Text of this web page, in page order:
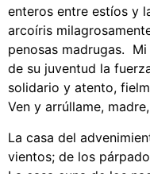
enteros entre estíos y
arcoíris
penosas madrugas.
de su juventud la
solidario y atento,
Ven y arrúllame,
La casa del
vientos; de los